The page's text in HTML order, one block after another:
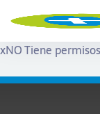
xNO Tiene